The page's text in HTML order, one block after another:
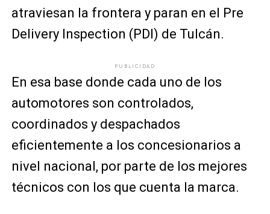
atraviesan la frontera y paran en el Pre
Delivery Inspection (PDI) de Tulcán.
PUBLICIDAD
En esa base donde cada uno de los
automotores son controlados,
coordinados y despachados
eficientemente a los concesionarios a
nivel nacional, por parte de los mejores
técnicos con los que cuenta la marca.